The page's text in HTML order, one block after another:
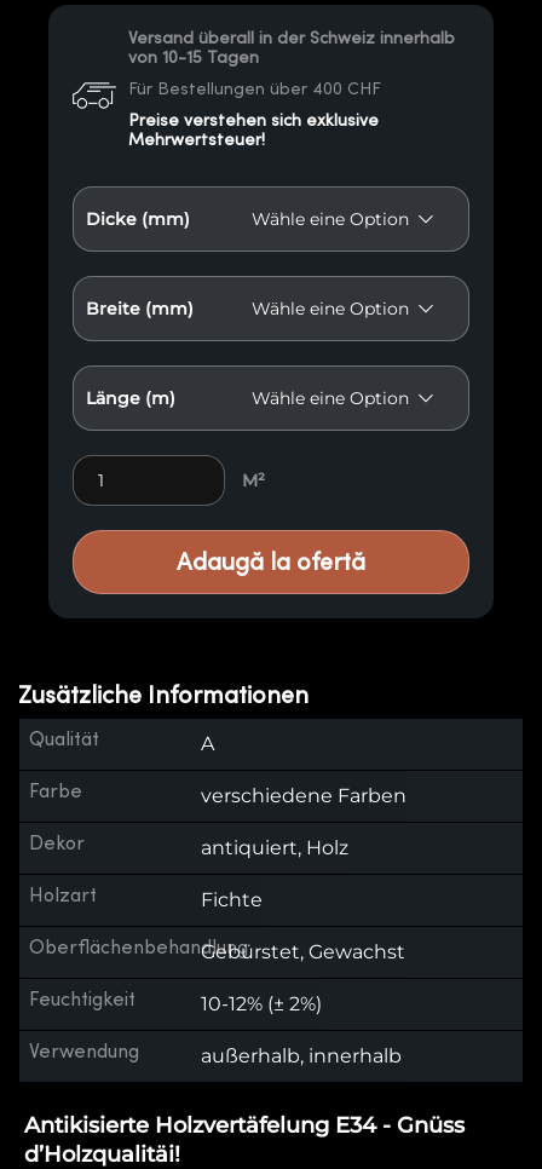
Versand überall in der Schweiz innerhalb
von 10-15 Tagen
Für Bestellungen über 400 CHF
Preise verstehen sich exklusive
Mehrwertsteuer!
Dicke (mm)
Breite (mm)
Länge (m)
Antikisierte Holzvertäfelung E34 quantity
M²
Adaugă la ofertă
Zusätzliche Informationen
Qualität A
Farbe verschiedene Farben
Dekor antiquiert, Holz
Holzart Fichte
OberflächenbehandlungGebürstet, Gewachst
Feuchtigkeit 10-12% (± 2%)
Verwendung außerhalb, innerhalb
Antikisierte Holzvertäfelung E34 - Gnüss
d’Holzqualitäi!